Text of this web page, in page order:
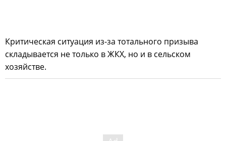
Критическая ситуация из-за тотального призыва
складывается не только в ЖКХ, но и в сельском
хозяйстве.